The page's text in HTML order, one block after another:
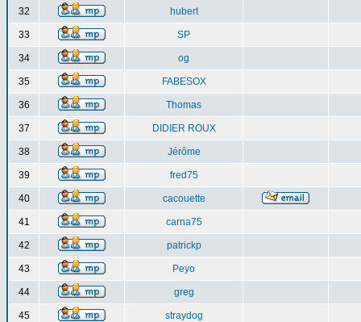
32 hubert
33 SP
34 og
35 FABESOX
36 Thomas
37 DIDIER ROUX
38 Jérôme
39 fred75
40 cacouette
41 carna75
42 patrickp
43 Peyo
44 greg
45 straydog